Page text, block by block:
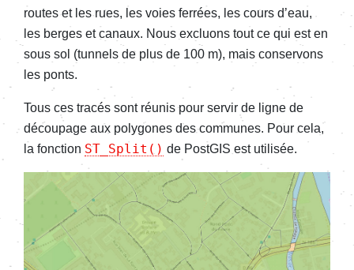
routes et les rues, les voies ferrées, les cours d’eau,
les berges et canaux. Nous excluons tout ce qui est en
sous sol (tunnels de plus de 100 m), mais conservons
les ponts.
Tous ces tracés sont réunis pour servir de ligne de
découpage aux polygones des communes. Pour cela,
la fonction ST_Split() de PostGIS est utilisée.